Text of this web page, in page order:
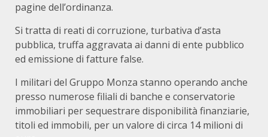
pagine dell’ordinanza.
Si tratta di reati di corruzione, turbativa d’asta
pubblica, truffa aggravata ai danni di ente pubblico
ed emissione di fatture false.
I militari del Gruppo Monza stanno operando anche
presso numerose filiali di banche e conservatorie
immobiliari per sequestrare disponibilità finanziarie,
titoli ed immobili, per un valore di circa 14 milioni di